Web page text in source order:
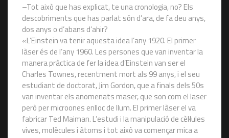
–Tot això que has explicat, te una cronologia, no? Els
descobriments que has parlat són d’ara, de fa deu anys,
dos anys o d’abans d’ahir?
«L’Einstein va tenir aquesta idea l’any 1920. El primer
làser és de l’any 1960. Les persones que van inventar la
manera pràctica de fer la idea d’Einstein van ser el
Charles Townes, recentment mort als 99 anys, i el seu
estudiant de doctorat, Jim Gordon, que a finals dels 50s
van inventar els anomenats maser, que son com el laser
però per microones enlloc de llum. El primer làser el va
fabricar Ted Maiman. L’estudi i la manipulació de cèl·lules
vives, molècules i àtoms i tot això va començar mica a